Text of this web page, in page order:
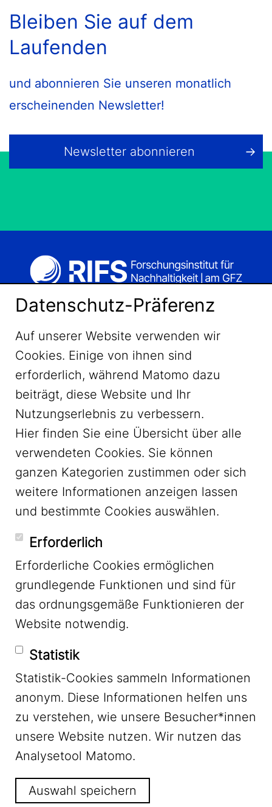
Bleiben Sie auf dem
Laufenden
und abonnieren Sie unseren monatlich
erscheinenden Newsletter!
Newsletter abonnieren
LinkedIn
YouTube
Mastodon
Footer Menu Impressum
Datenschutz
Datenschutz-Präferenz
Auf unserer Website verwenden wir
Cookies. Einige von ihnen sind
erforderlich, während Matomo dazu
beiträgt, diese Website und Ihr
Nutzungserlebnis zu verbessern.
Hier finden Sie eine Übersicht über alle
verwendeten Cookies. Sie können
ganzen Kategorien zustimmen oder sich
weitere Informationen anzeigen lassen
und bestimmte Cookies auswählen.
Erforderlich
Erforderliche Cookies ermöglichen
grundlegende Funktionen und sind für
das ordnungsgemäße Funktionieren der
Website notwendig.
Statistik
Statistik-Cookies sammeln Informationen
anonym. Diese Informationen helfen uns
zu verstehen, wie unsere Besucher*innen
unsere Website nutzen. Wir nutzen das
Analysetool Matomo.
Auswahl speichern